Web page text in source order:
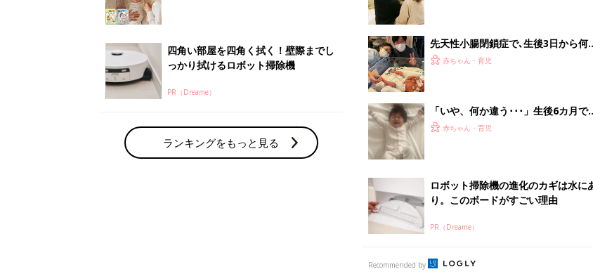
赤ちゃん・育児の人気テーマ
育児日記・マンガ
離乳食はいつから？進め方は？「たまひよ きほんの離
授乳の悩みや初めての離乳食作りに役立つ
子育てとお金
妊娠・出産・育児にかかる費用やもらえる補助